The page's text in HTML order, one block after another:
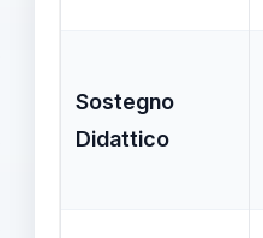
Sostegno
Didattico